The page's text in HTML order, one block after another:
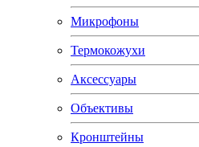
Микрофоны
Термокожухи
Аксессуары
Объективы
Кронштейны